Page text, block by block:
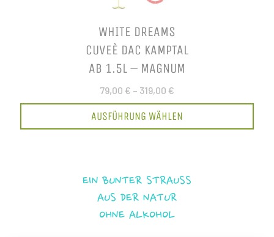
WHITE DREAMS
CUVEÈ DAC KAMPTAL
AB 1.5L – MAGNUM
79,00 € – 319,00 €
AUSFÜHRUNG WÄHLEN
EIN BUNTER STRAUSS
AUS DER NATUR
OHNE ALKOHOL